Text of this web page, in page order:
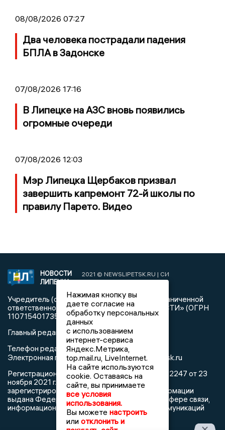
08/08/2026 07:27
Два человека пострадали падения
БПЛА в Задонске
07/08/2026 17:16
В Липецке на АЗС вновь появились
огромные очереди
07/08/2026 12:03
Мэр Липецка Щербаков призвал
завершить капремонт 72-й школы по
правилу Парето. Видео
НОВОСТИ
ЛИПЕЦКА
2021 © NEWSLIPETSK.RU | СИ
«Новости Липецка»
Учредитель (соучредители): Общество с ограниченной
ответственностью «РЕГИОНАЛЬНЫЕ НОВОСТИ» (ОГРН
1107154017354)
Главный редактор: Герцог Е.Г.
Телефон редакции: +7 903 699 9427
Электронная почта редакции:info@newslipetsk.ru
Регистрационный номер: серия Эл № ФС77-82247 от 23
ноября 2021 г. согласно выписке из реестра
зарегистрированных средств массовой информации
выдана Федеральной службой по надзору в сфере связи,
информационных технологий и массовых коммуникаций
Нажимая кнопку вы
даете согласие на
обработку персональных
данных
с использованием
интернет-сервиса
Яндекс.Метрика,
top.mail.ru, LiveInternet.
На сайте используются
cookie. Оставаясь на
сайте, вы принимаете
все условия
использования.
Вы можете настроить
или отклонить и